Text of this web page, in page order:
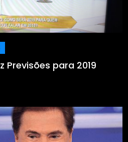
Previsões para 2019